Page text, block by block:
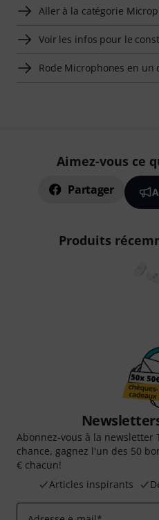
Aller à la catégorie
Voir les infos pour le
Rode Microphones en un
Aimez-vous ce
Partager
Produits
Abonnez-vous à la newsletter
chance, gagnez l'un des 50
€ chacun!
Articles inspirants